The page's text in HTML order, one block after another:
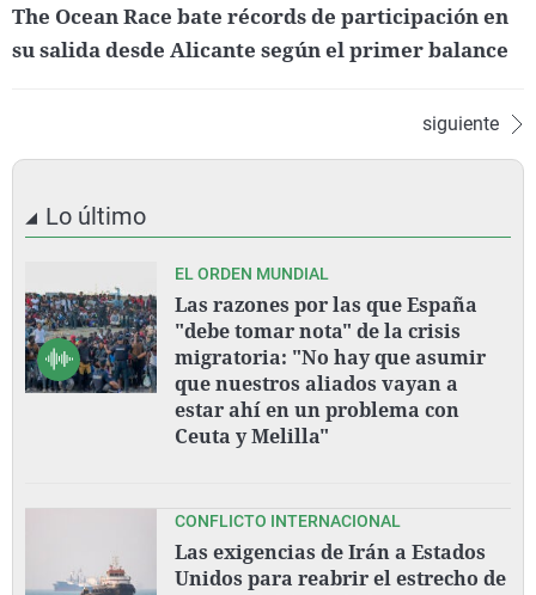
The Ocean Race bate récords de participación en
su salida desde Alicante según el primer balance
siguiente
Lo último
EL ORDEN MUNDIAL
Las razones por las que España
"debe tomar nota" de la crisis
migratoria: "No hay que asumir
que nuestros aliados vayan a
estar ahí en un problema con
Ceuta y Melilla"
CONFLICTO INTERNACIONAL
Las exigencias de Irán a Estados
Unidos para reabrir el estrecho de